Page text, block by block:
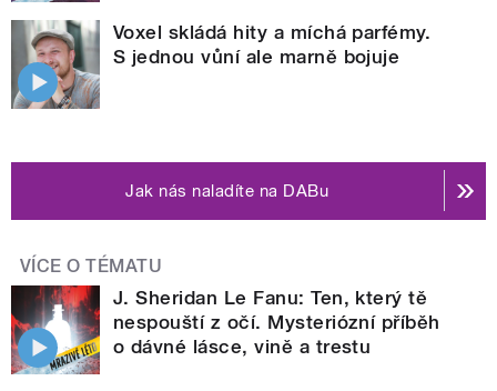
Voxel skládá hity a míchá parfémy.
S jednou vůní ale marně bojuje
Jak nás naladíte na DABu
VÍCE O TÉMATU
J. Sheridan Le Fanu: Ten, který tě
nespouští z očí. Mysteriózní příběh
o dávné lásce, vině a trestu